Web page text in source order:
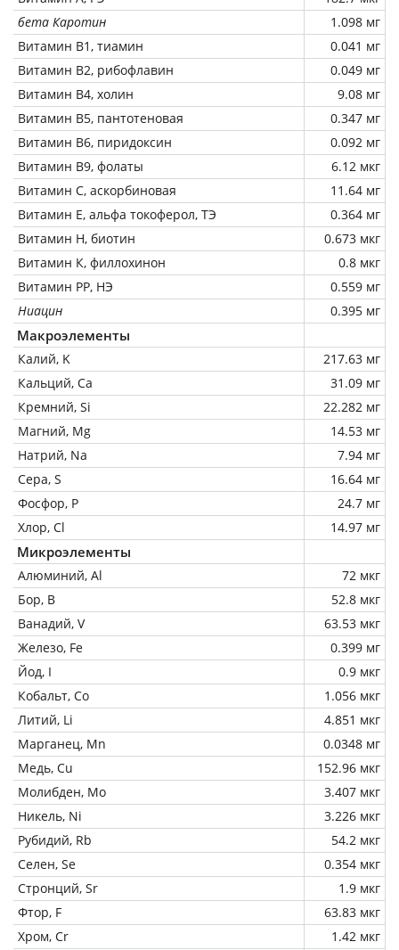
бета Каротин
1.098 мг
Витамин В1, тиамин
0.041 мг
Витамин В2, рибофлавин
0.049 мг
Витамин В4, холин
9.08 мг
Витамин В5, пантотеновая
0.347 мг
Витамин В6, пиридоксин
0.092 мг
Витамин В9, фолаты
6.12 мкг
Витамин C, аскорбиновая
11.64 мг
Витамин Е, альфа токоферол, ТЭ
0.364 мг
Витамин Н, биотин
0.673 мкг
Витамин К, филлохинон
0.8 мкг
Витамин РР, НЭ
0.559 мг
Ниацин
0.395 мг
Макроэлементы
Калий, K
217.63 мг
Кальций, Ca
31.09 мг
Кремний, Si
22.282 мг
Магний, Mg
14.53 мг
Натрий, Na
7.94 мг
Сера, S
16.64 мг
Фосфор, P
24.7 мг
Хлор, Cl
14.97 мг
Микроэлементы
Алюминий, Al
72 мкг
Бор, B
52.8 мкг
Ванадий, V
63.53 мкг
Железо, Fe
0.399 мг
Йод, I
0.9 мкг
Кобальт, Co
1.056 мкг
Литий, Li
4.851 мкг
Марганец, Mn
0.0348 мг
Медь, Cu
152.96 мкг
Молибден, Mo
3.407 мкг
Никель, Ni
3.226 мкг
Рубидий, Rb
54.2 мкг
Селен, Se
0.354 мкг
Стронций, Sr
1.9 мкг
Фтор, F
63.83 мкг
Хром, Cr
1.42 мкг